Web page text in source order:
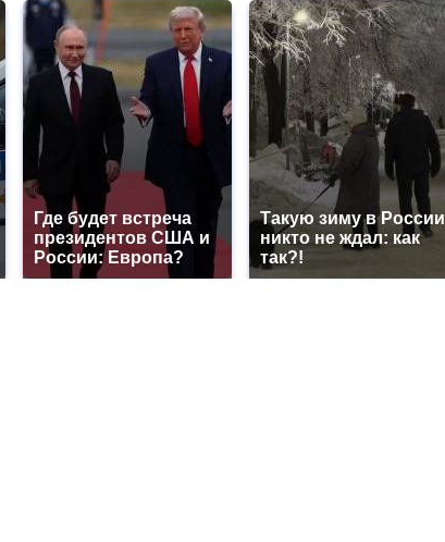
Где будет встреча
президентов США и
России: Европа?
Такую зиму в России
никто не ждал: как
так?!